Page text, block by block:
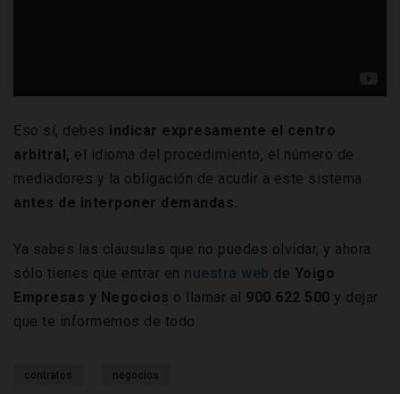
Eso sí, debes indicar expresamente el centro
arbitral, el idioma del procedimiento, el número de
mediadores y la obligación de acudir a este sistema
antes de interponer demandas.
Ya sabes las cláusulas que no puedes olvidar, y ahora
sólo tienes que entrar en nuestra web de Yoigo
Empresas y Negocios o llamar al 900 622 500 y dejar
que te informemos de todo.
contratos negocios